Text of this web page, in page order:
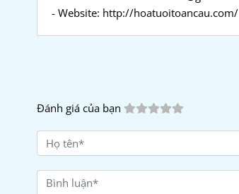
- Website: http://hoatuoitoancau.com/
Đánh giá của bạn